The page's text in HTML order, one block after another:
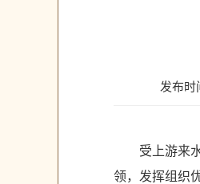
发布时
受上游来
领，发挥组织